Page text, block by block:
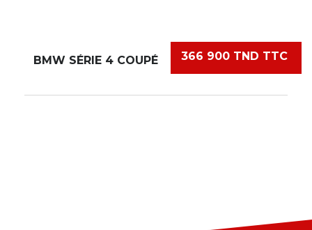
366 900 TND TTC
BMW SÉRIE 4 COUPÉ